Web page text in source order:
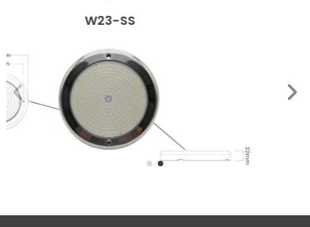
W56-SS